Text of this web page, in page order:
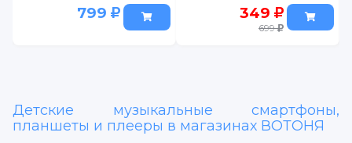
Азбукварик
Ежик Крошка-
799
Озорной
лисёнок
349
699
Детские музыкальные смартфоны,
планшеты и плееры в магазинах ВОТОНЯ